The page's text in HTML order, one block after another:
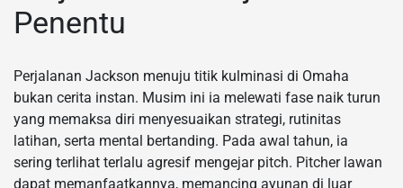
Penentu
Perjalanan Jackson menuju titik kulminasi di Omaha
bukan cerita instan. Musim ini ia melewati fase naik turun
yang memaksa diri menyesuaikan strategi, rutinitas
latihan, serta mental bertanding. Pada awal tahun, ia
sering terlihat terlalu agresif mengejar pitch. Pitcher lawan
dapat memanfaatkannya, memancing ayunan di luar